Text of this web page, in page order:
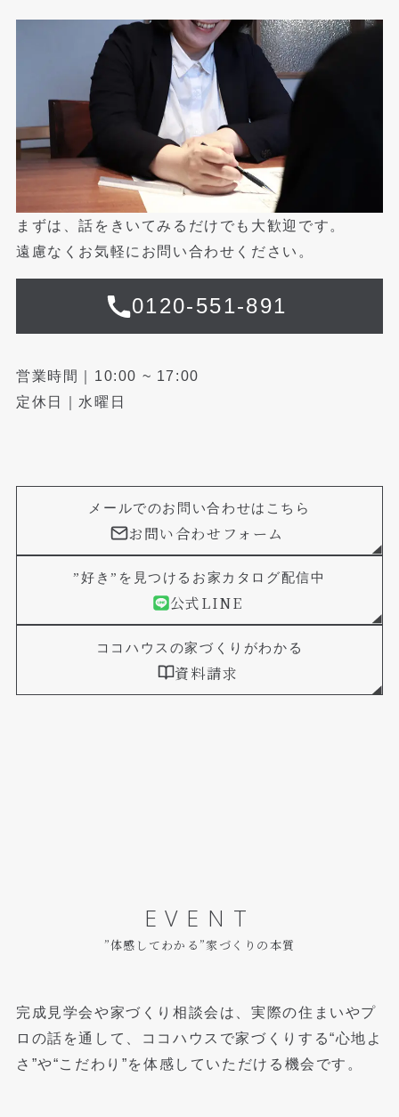
まずは、話をきいてみるだけでも大歓迎です。
遠慮なくお気軽にお問い合わせください。
0120-551-891
営業時間｜10:00 ~ 17:00
定休日｜水曜日
メールでのお問い合わせはこちら
お問い合わせフォーム
”好き”を見つけるお家カタログ配信中
公式LINE
ココハウスの家づくりがわかる
資料請求
EVENT
”体感してわかる”家づくりの本質
完成見学会や家づくり相談会は、実際の住まいやプ
ロの話を通して、
ココハウスで家づくりする“心地よ
さ”や“こだわり”を体感していただける機会です。